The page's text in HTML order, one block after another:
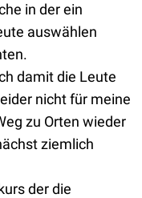
in der ein
auswählen
damit die Leute
nicht für meine
zu Orten wieder
ziemlich
der die